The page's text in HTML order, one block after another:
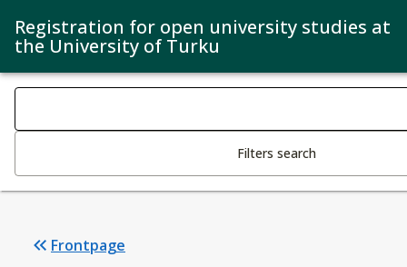
Registration for open university studies at
the University of Turku
Search filters
Filters search
Frontpage